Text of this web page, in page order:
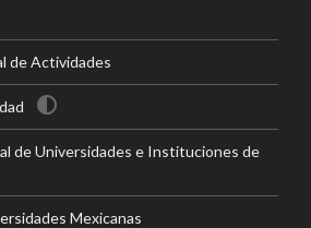
de Actividades
de Universidades e Instituciones de
Mexicanas